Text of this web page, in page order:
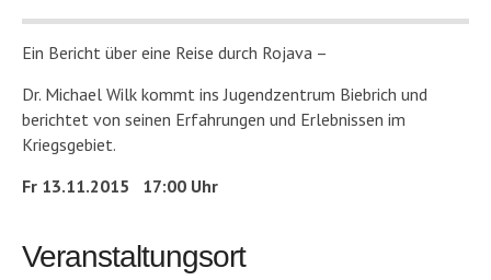
Ein Bericht über eine Reise durch Rojava –
Dr. Michael Wilk kommt ins Jugendzentrum Biebrich und
berichtet von seinen Erfahrungen und Erlebnissen im
Kriegsgebiet.
Fr 13.11.2015 17:00 Uhr
Veranstaltungsort